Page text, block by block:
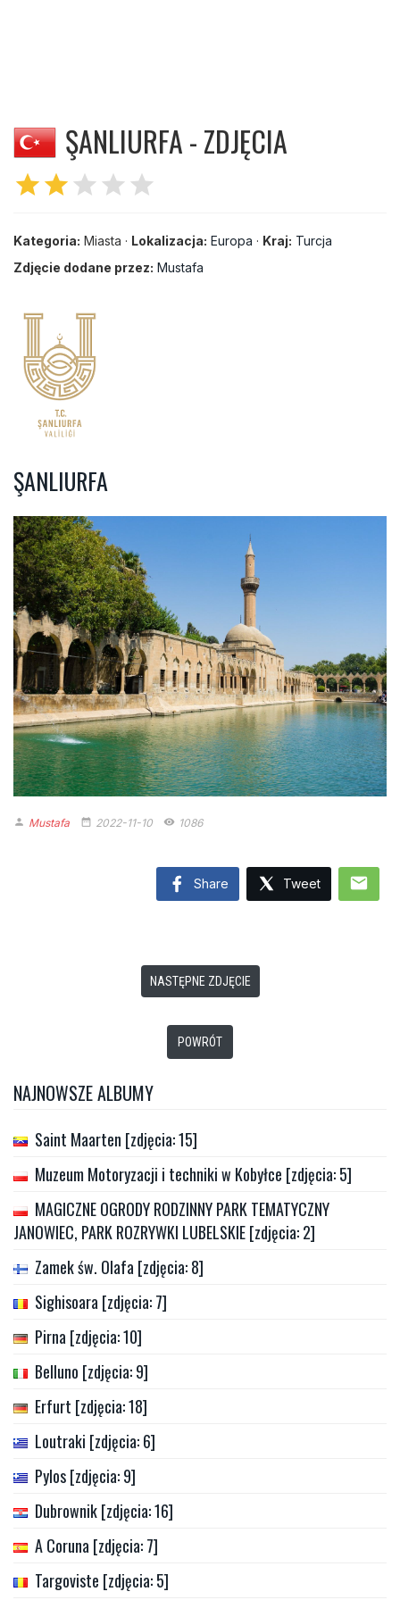
ŞANLIURFA - ZDJĘCIA
starstar star star star
Kategoria: Miasta · Lokalizacja: Europa · Kraj: Turcja
Zdjęcie dodane przez: Mustafa
ŞANLIURFA
person Mustafa date_range 2022-11-10 remove_red_eye 1086
Share Tweet mail
NASTĘPNE ZDJĘCIE
POWRÓT
NAJNOWSZE ALBUMY
Saint Maarten [zdjęcia: 15]
Muzeum Motoryzacji i techniki w Kobyłce [zdjęcia: 5]
MAGICZNE OGRODY RODZINNY PARK TEMATYCZNY
JANOWIEC, PARK ROZRYWKI LUBELSKIE [zdjęcia: 2]
Zamek św. Olafa [zdjęcia: 8]
Sighisoara [zdjęcia: 7]
Pirna [zdjęcia: 10]
Belluno [zdjęcia: 9]
Erfurt [zdjęcia: 18]
Loutraki [zdjęcia: 6]
Pylos [zdjęcia: 9]
Dubrownik [zdjęcia: 16]
A Coruna [zdjęcia: 7]
Targoviste [zdjęcia: 5]